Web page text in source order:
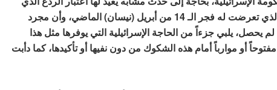
تزعزع بعد الهجوم الإيراني الصاروخي والمسير الذي تعرضت له فجر الـ 14 من أبريل (نيسان) الماضي، وأن مجرد
يلبي جزءاً من الحاجة الإسرائيلية التي يوفرها مثل هذا
أو موارباً أمام هذه الشكوك من دون نفيها أو تأكيدها، كما دأبت